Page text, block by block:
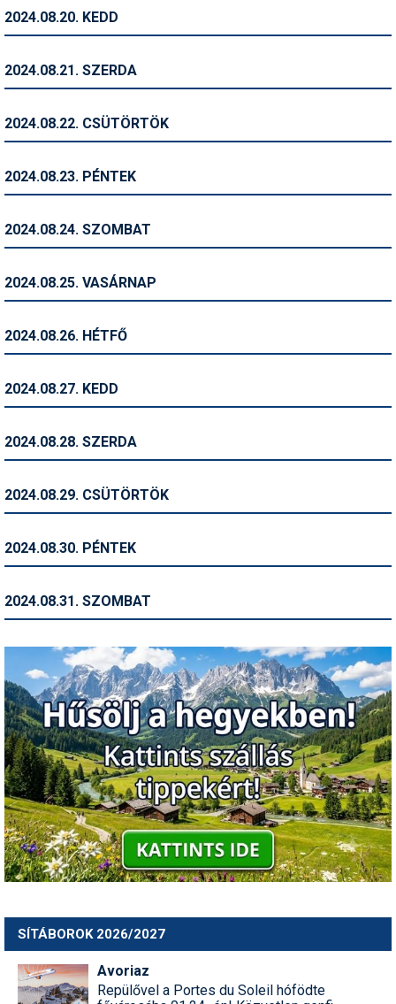
Szakértők
Telemark
Történelem
Utazási tippek
2024.08.20. KEDD
2024.08.21. SZERDA
2024.08.22. CSÜTÖRTÖK
2024.08.23. PÉNTEK
2024.08.24. SZOMBAT
2024.08.25. VASÁRNAP
2024.08.26. HÉTFŐ
2024.08.27. KEDD
2024.08.28. SZERDA
2024.08.29. CSÜTÖRTÖK
2024.08.30. PÉNTEK
2024.08.31. SZOMBAT
SÍTÁBOROK 2026/2027
Avoriaz
Repülővel a Portes du Soleil hófödte